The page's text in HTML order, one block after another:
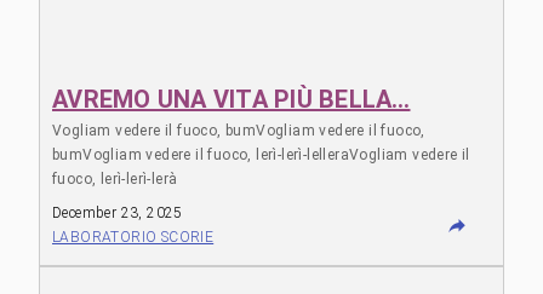
AVREMO UNA VITA PIÙ BELLA…
Vogliam vedere il fuoco, bumVogliam vedere il fuoco,
bumVogliam vedere il fuoco, lerì-lerì-lelleraVogliam vedere il
fuoco, lerì-lerì-lerà
December 23, 2025
LABORATORIO SCORIE